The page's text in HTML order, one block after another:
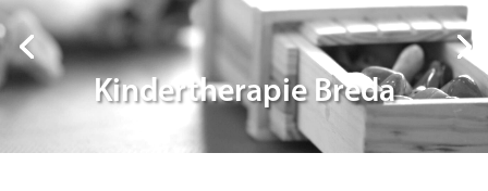
Kindertherapie Breda